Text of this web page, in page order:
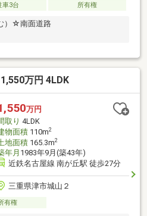
車3台 所有権
）☆南面道路
万円 4LDK
万円
取り 4LDK
物面積110m2
地面積165.3m2
年月 1983年9月(築43年)
近鉄名古屋線 南が丘駅 徒歩27分
三重県津市城山２
有権